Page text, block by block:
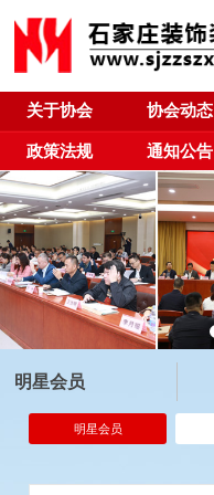
关于协会 协会动态
政策法规 通知公告
明星会员
明星会员